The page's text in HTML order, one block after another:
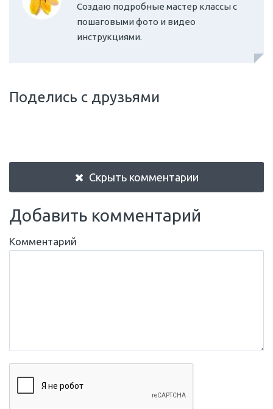
Создаю подробные мастер классы с
пошаговыми фото и видео
инструкциями.
Поделись с друзьями
Скрыть комментарии
Добавить комментарий
Комментарий